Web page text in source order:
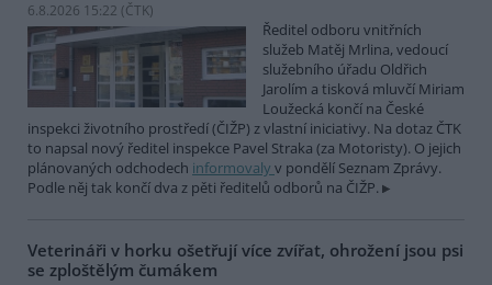
6.8.2026 15:22 (ČTK)
Ředitel odboru vnitřních
služeb Matěj Mrlina, vedoucí
služebního úřadu Oldřich
Jarolím a tisková mluvčí Miriam
Loužecká končí na České
inspekci životního prostředí (ČIŽP) z vlastní iniciativy. Na dotaz ČTK
to napsal nový ředitel inspekce Pavel Straka (za Motoristy). O jejich
plánovaných odchodech informovaly v pondělí Seznam Zprávy.
Podle něj tak končí dva z pěti ředitelů odborů na ČIŽP.
Veterináři v horku ošetřují více zvířat, ohrožení jsou psi
se zploštělým čumákem